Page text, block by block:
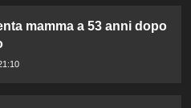
mamma a 53 anni dopo